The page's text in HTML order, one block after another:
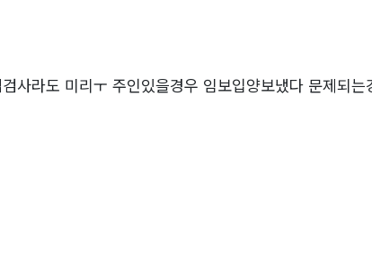
사라도 미리ㅜ 주인있을경우 임보입양보냈다 문제되는